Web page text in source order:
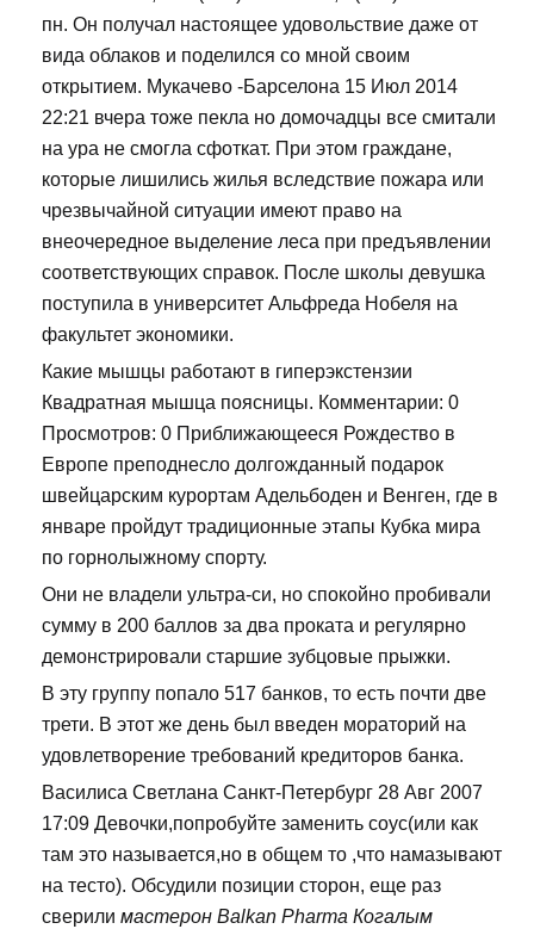
пн. Он получал настоящее удовольствие даже от
вида облаков и поделился со мной своим
открытием. Мукачево -Барселона 15 Июл 2014
22:21 вчера тоже пекла но домочадцы все смитали
на ура не смогла сфоткат. При этом граждане,
которые лишились жилья вследствие пожара или
чрезвычайной ситуации имеют право на
внеочередное выделение леса при предъявлении
соответствующих справок. После школы девушка
поступила в университет Альфреда Нобеля на
факультет экономики.
Какие мышцы работают в гиперэкстензии
Квадратная мышца поясницы. Комментарии: 0
Просмотров: 0 Приближающееся Рождество в
Европе преподнесло долгожданный подарок
швейцарским курортам Адельбоден и Венген, где в
январе пройдут традиционные этапы Кубка мира
по горнолыжному спорту.
Они не владели ультра-си, но спокойно пробивали
сумму в 200 баллов за два проката и регулярно
демонстрировали старшие зубцовые прыжки.
В эту группу попало 517 банков, то есть почти две
трети. В этот же день был введен мораторий на
удовлетворение требований кредиторов банка.
Василиса Светлана Санкт-Петербург 28 Авг 2007
17:09 Девочки,попробуйте заменить соус(или как
там это называется,но в общем то ,что намазывают
на тесто). Обсудили позиции сторон, еще раз
сверили мастерон Balkan Pharma Когалым